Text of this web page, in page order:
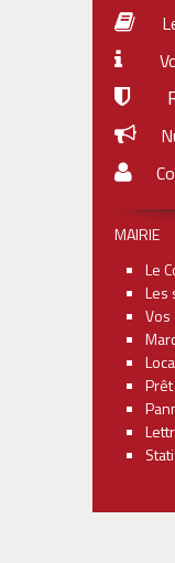
MAIRIE
Le
Les
Vos